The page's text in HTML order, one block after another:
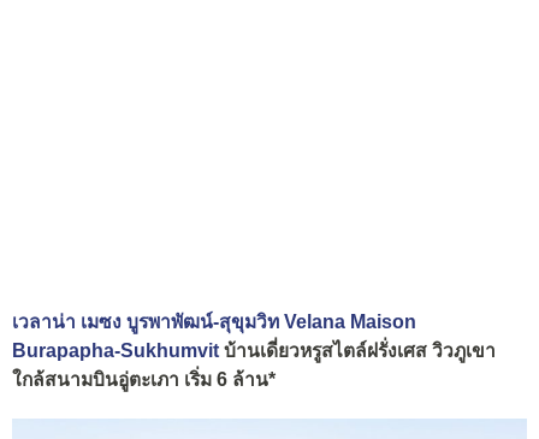
เวลาน่า เมซง บูรพาพัฒน์-สุขุมวิท Velana Maison
Burapapha-Sukhumvit บ้านเดี่ยวหรูสไตล์ฝรั่งเศส วิวภูเขา
ใกล้สนามบินอู่ตะเภา เริ่ม 6 ล้าน*